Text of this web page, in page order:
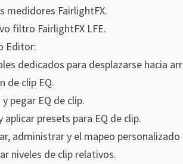
medidores FairlightFX.
filtro FairlightFX LFE.
Editor:
dedicados para desplazarse hacia
de clip EQ.
pegar EQ de clip.
aplicar presets para EQ de clip.
administrar y el mapeo
niveles de clip relativos.